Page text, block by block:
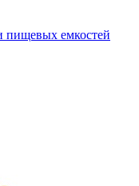
пищевых емкостей